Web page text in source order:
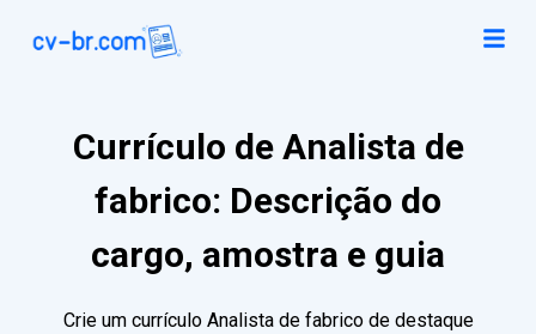
Currículo de Analista de
fabrico: Descrição do
cargo, amostra e guia
Crie um currículo Analista de fabrico de destaque